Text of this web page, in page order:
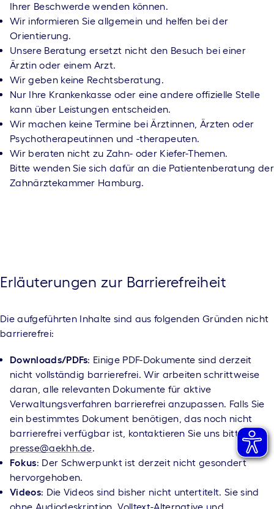
Ihrer Beschwerde wenden können.
Wir informieren Sie allgemein und helfen bei der
Orientierung.
Unsere Beratung ersetzt nicht den Besuch bei einer
Ärztin oder einem Arzt.
Wir geben keine Rechtsberatung.
Nur Ihre Krankenkasse oder eine andere offizielle Stelle
kann über Leistungen entscheiden.
Wir machen keine Termine bei Ärztinnen, Ärzten oder
Psychotherapeutinnen und -therapeuten.
Wir beraten nicht zu Zahn- oder Kiefer-Themen.
Bitte wenden Sie sich dafür an die Patientenberatung der
Zahnärztekammer Hamburg.
Erläuterungen zur Barrierefreiheit
Die aufgeführten Inhalte sind aus folgenden Gründen nicht
barrierefrei:
Downloads/PDFs: Einige PDF-Dokumente sind derzeit
nicht vollständig barrierefrei. Wir arbeiten schrittweise
daran, alle relevanten Dokumente für aktive
Verwaltungsverfahren barrierefrei anzupassen. Falls Sie
ein bestimmtes Dokument benötigen, das noch nicht
barrierefrei verfügbar ist, kontaktieren Sie uns bitte:
presse@aekhh.de.
Fokus: Der Schwerpunkt ist derzeit nicht gesondert
hervorgehoben.
Videos: Die Videos sind bisher nicht untertitelt. Sie sind